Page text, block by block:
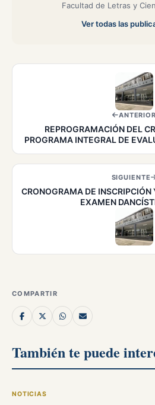
Facultad de Letras y
Ver todas las
ANTERIOR
REPROGRAMACIÓN DEL
PROGRAMA INTEGRAL DE
SIGUIENTE
CRONOGRAMA DE INSCRIPCIÓN
EXAMEN
COMPARTIR
También te puede
NOTICIAS